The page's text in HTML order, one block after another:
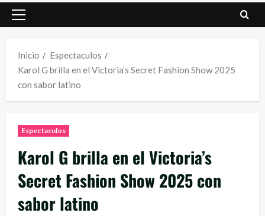
Menú
Inicio
Espectaculos
Karol G brilla en el Victoria’s Secret Fashion Show 2025
con sabor latino
Espectaculos
Karol G brilla en el Victoria’s
Secret Fashion Show 2025 con
sabor latino